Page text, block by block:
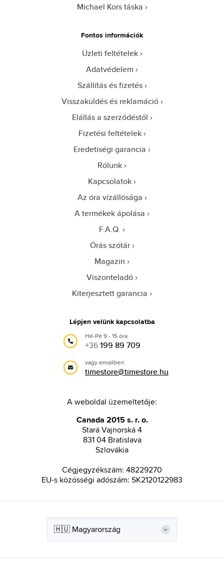
Michael Kors táska
Fontos információk
Üzleti feltételek
Adatvédelem
Szállítás és fizetés
Visszaküldés és reklamáció
Elállás a szerződéstől
Fizetési feltételek
Eredetiségi garancia
Rólunk
Kapcsolatok
Az óra vízállósága
A termékek ápolása
F.A.Q.
Órás szótár
Magazin
Viszonteladó
Kiterjesztett garancia
Lépjen velünk kapcsolatba
Hé-Pé 9 - 15 óra
+36199 89 709
vagy emailben:
timestore@timestore.hu
A weboldal üzemeltetője:
Canada 2015 s. r. o.
Stará Vajnorská 4
831 04 Bratislava
Szlovákia
Cégjegyzékszám: 48229270
EU-s közösségi adószám: SK2120122983